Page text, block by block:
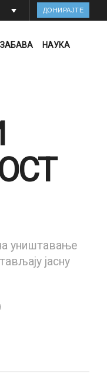
ДОНИРАЈТЕ
ЗАБАВА НАУКА
уништавање
јасну